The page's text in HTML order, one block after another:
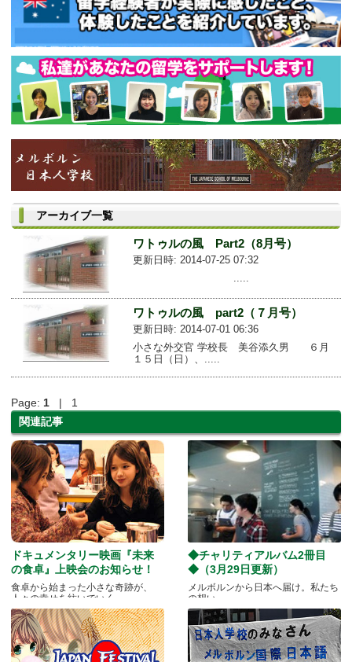
アーカイブ一覧
ワトゥルの風 Part2（8月号）
更新日時: 2014-07-25 07:32
ワトゥルの風 part2（７月号）
更新日時: 2014-07-01 06:36
小さな外交官 学校長 美谷添久男 ６月
１５日（日）、.....
Page: 1 | 1
関連記事
ドキュメンタリー映画『未来
の食卓』上映会のお知らせ！
食卓から始まった小さな奇跡が、
人々の幸せを紡いでいく
◆チャリティアルバム2冊目
◆（3月29日更新）
メルボルンから日本へ届け。私たち
の想い